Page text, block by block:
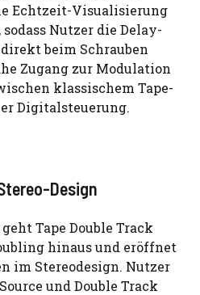
Echtzeit-Visualisierung
Nutzer die Delay-
beim Schrauben
Zugang zur Modulation
klassischem Tape-
Digitalsteuerung.
Design
Tape Double Track
hinaus und eröffnet
im Stereodesign. Nutzer
und Double Track